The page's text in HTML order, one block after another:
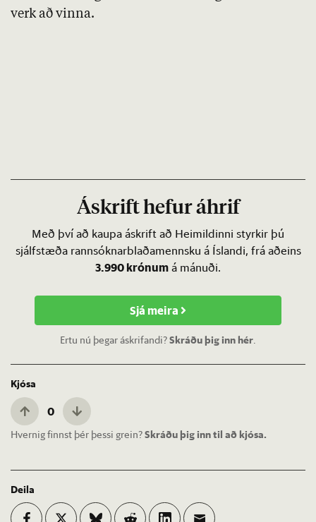
verk að vinna.
Áskrift hefur áhrif
Með því að kaupa áskrift að Heimildinni styrkir þú
sjálfstæða rannsóknarblaðamennsku á Íslandi, frá aðeins
3.990 krónum á mánuði.
Sjá meira
Ertu nú þegar áskrifandi?Skráðu þig inn hér.
Kjósa
0
Hvernig finnst þér þessi grein?Skráðu þig inn til að kjósa.
Deila